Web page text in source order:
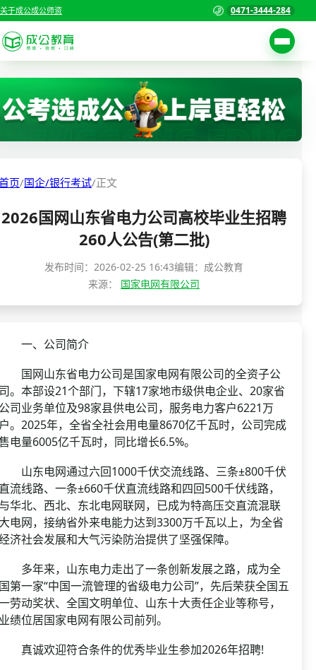
关于成公成公师资 0471-3444-284
考试公告
职位表
准考证打印
成绩查询
面试补录
历年真题
公务员课程
首页
国家公务员考试
三支一扶考试
警察/辅警考试
页/国企/银行考试/正文
2026国网山东省电力公司高校毕业生招聘
260人公告(第二批)
发布时间： 2026-02-25 16:43编辑：成公教育
来源： 国家电网有限公司
、公司简介
网山东省电力公司是国家电网有限公司的全资子公
。本部设21个部门，下辖17家地市级供电企业、20家省
司业务单位及98家县供电公司，服务电力客户6221万
。2025年，全省全社会用电量8670亿千瓦时，公司完成
电量6005亿千瓦时，同比增长6.5%。
东电网通过六回1000千伏交流线路、三条±800千伏
流线路、一条±660千伏直流线路和四回500千伏线路，
华北、西北、东北电网联网，已成为特高压交直流混联
电网，接纳省外来电能力达到3300万千瓦以上，为全省
济社会发展和大气污染防治提供了坚强保障。
年来，山东电力走出了一条创新发展之路，成为全
第一家“中国一流管理的省级电力公司”，先后荣获全国五
劳动奖状、全国文明单位、山东十大责任企业等称号，
绩位居国家电网有限公司前列。
诚欢迎符合条件的优秀毕业生参加2026年招聘!